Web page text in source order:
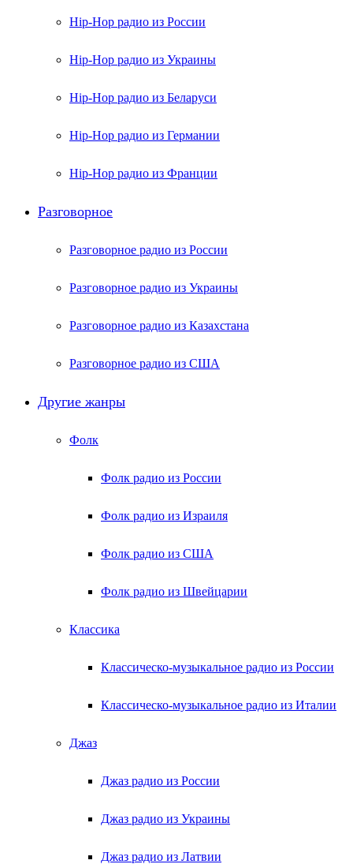
Hip-Hop радио из России
Hip-Hop радио из Украины
Hip-Hop радио из Беларуси
Hip-Hop радио из Германии
Hip-Hop радио из Франции
Разговорное
Разговорное радио из России
Разговорное радио из Украины
Разговорное радио из Казахстана
Разговорное радио из США
Другие жанры
Фолк
Фолк радио из России
Фолк радио из Израиля
Фолк радио из США
Фолк радио из Швейцарии
Классика
Классическо-музыкальное радио из России
Классическо-музыкальное радио из Италии
Джаз
Джаз радио из России
Джаз радио из Украины
Джаз радио из Латвии